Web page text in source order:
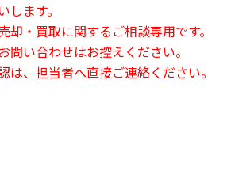
ます。
・買取に関するご相談専用です。
い合わせはお控えください。
、担当者へ直接ご連絡ください。